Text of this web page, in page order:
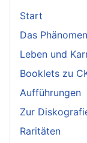
Start
Das
Leben und
Booklets zu
Aufführungen
Zur
Raritäten